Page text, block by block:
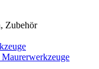
Zubehör